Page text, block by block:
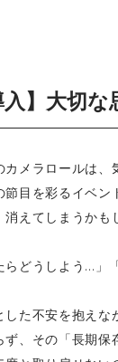
入】大切
カメラロールは
節目を彩るイベ
消えてしまうかも
らどうしよう…」
した不安を抱え
ず、その「長期